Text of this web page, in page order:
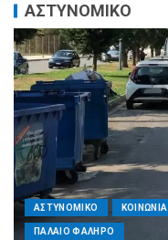
ΑΣΤΥΝΟΜΙΚΟ
ΑΣΤΥΝΟΜΙΚΟ ΚΟΙΝΩΝΙΑ
ΠΑΛΑΙΟ ΦΑΛΗΡΟ